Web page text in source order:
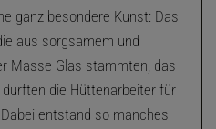
ganz besondere Kunst: Das
aus sorgsamem und
Masse Glas stammten, das
die Hüttenarbeiter für
entstand so manches